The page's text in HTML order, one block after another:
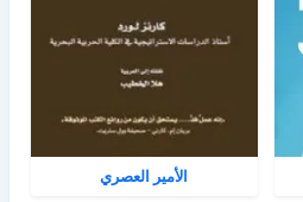
الأمير العصري